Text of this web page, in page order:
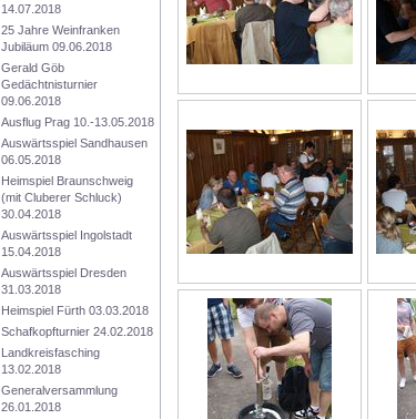
14.07.2018
25 Jahre Weinfranken
Jubiläum 09.06.2018
Gerald Göb
Gedächtnisturnier
09.06.2018
Ausflug Prag 10.-13.05.2018
Auswärtsspiel Sandhausen
06.05.2018
Heimspiel Braunschweig
(mit Cluberer Schluck)
30.04.2018
Auswärtsspiel Ingolstadt
15.04.2018
Auswärtsspiel Dresden
31.03.2018
Heimspiel Fürth 03.03.2018
Schafkopfturnier 24.02.2018
Landkreisfasching
13.02.2018
Generalversammlung
26.01.2018